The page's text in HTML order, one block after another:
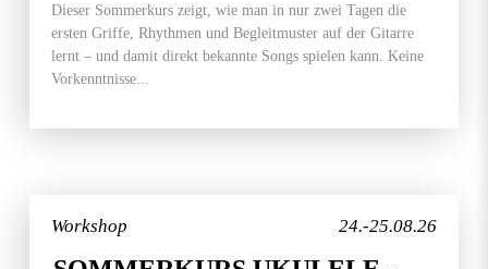
Dieser Sommerkurs zeigt, wie man in nur zwei Tagen die
ersten Griffe, Rhythmen und Begleitmuster auf der Gitarre
lernt – und damit direkt bekannte Songs spielen kann. Keine
Vorkenntnisse...
24.-25.08.26
Workshop